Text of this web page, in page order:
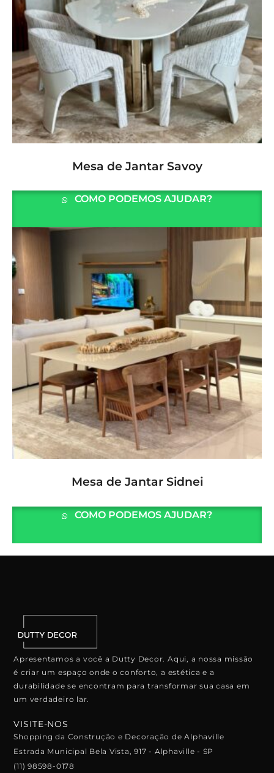
LER MAIS
Mesa de Jantar Savoy
COMO PODEMOS AJUDAR?
LER MAIS
Mesa de Jantar Sidnei
COMO PODEMOS AJUDAR?
Apresentamos a você a Dutty Decor. Aqui, a nossa missão
é criar um espaço onde o conforto, a estética e a
durabilidade se encontram para transformar sua casa em
um verdadeiro lar.
VISITE-NOS
Shopping da Construção e Decoração de Alphaville
Estrada Municipal Bela Vista, 917 - Alphaville - SP
(11) 98598-0178